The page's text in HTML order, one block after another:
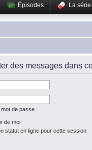
Épisodes La série
des messages dans
mot de passe
de moi
statut en ligne pour cette session